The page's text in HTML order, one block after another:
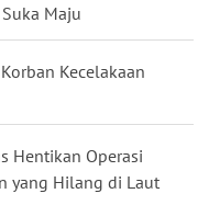
Maju
Kecelakaan
Hentikan Operasi
yang Hilang di Laut